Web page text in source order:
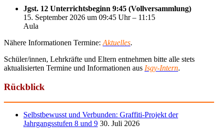
Jgst. 12 Unterrichtsbeginn 9:45 (Vollversammlung)
15. September 2026 um 09:45 Uhr – 11:15
Aula
Nähere Informationen Termine: Aktuelles.
Schüler/innen, Lehrkräfte und Eltern entnehmen bitte alle stets
aktualisierten Termine und Informationen aus Isgy-Intern.
Rückblick
Selbstbewusst und Verbunden: Graffiti-Projekt der
Jahrgangsstufen 8 und 9 30. Juli 2026